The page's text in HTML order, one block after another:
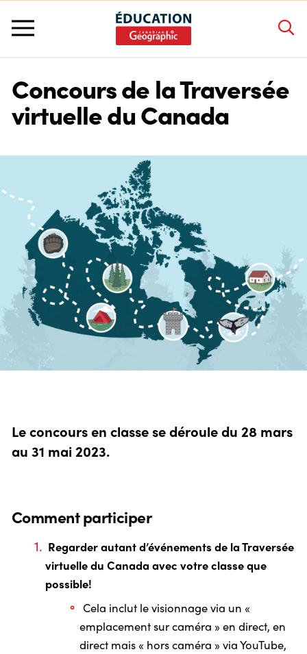
À propos de nous
Concours et programmes
Ressources Pédagogiques
Ateliers
Concours de la Traversée
virtuelle du Canada
Le concours en classe se déroule du 28 mars
au 31 mai 2023.
Comment participer
Regarder autant d’événements de la Traversée
virtuelle du Canada avec votre classe que
possible!
Cela inclut le visionnage via un «
emplacement sur caméra » en direct, en
direct mais « hors caméra » via YouTube,